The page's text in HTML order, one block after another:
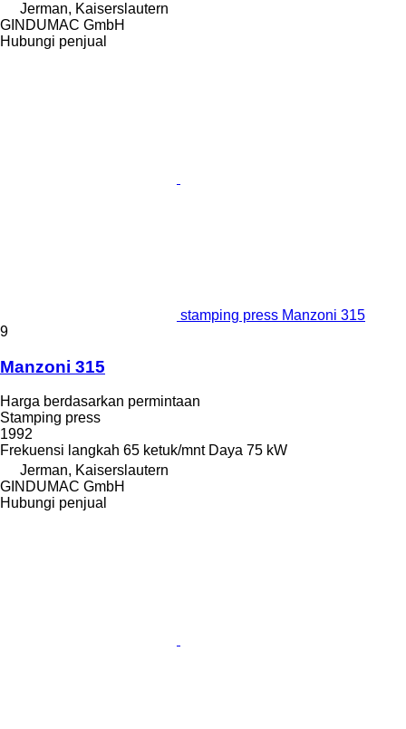
Jerman, Kaiserslautern
GINDUMAC GmbH
Hubungi penjual
stamping press Manzoni 315
9
Manzoni 315
Harga berdasarkan permintaan
Stamping press
1992
Frekuensi langkah 65 ketuk/mnt Daya 75 kW
Jerman, Kaiserslautern
GINDUMAC GmbH
Hubungi penjual